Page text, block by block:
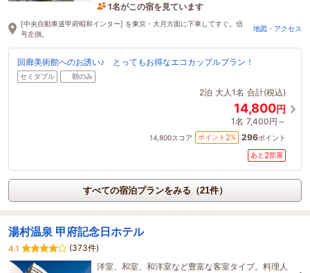
1名がこの宿を見ています
1時間前に予約されました
[中央自動車道甲府昭和インター] を東京・大月方面に下車してすぐ。信
号左側。
地図・アクセス
回廊美術館へのお誘い♪ とってもお得なエコカップルプラン！
セミダブル 朝のみ
2泊 大人1名 合計(税込)
14,800円
1名 7,400円～
14,800スコア ポイント 2% 296ポイント
あと 2部屋
すべての宿泊プランをみる（21件）
湯村温泉 甲府記念日ホテル
4.1
(373件)
洋室、和室、和洋室など豊富な客室タイプ。料理人